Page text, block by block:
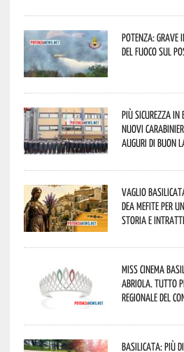
Potenza: grave
del fuoco sul
Più sicurezza
nuovi
Auguri di buon
Vaglio
Dea Mefite per
storia e
Miss Cinema
Abriola. Tutto
regionale del
Basilicata: più